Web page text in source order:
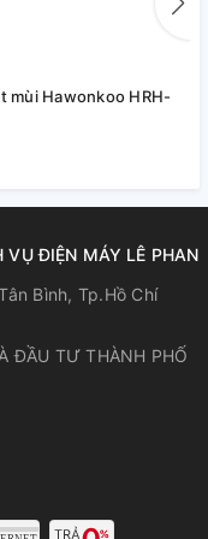
mùi Hawonkoo HRH-
VỤ ĐIỆN MÁY LÊ PHAN
Bình, Tp.Hồ Chí
ĐẦU TƯ THÀNH PHỐ